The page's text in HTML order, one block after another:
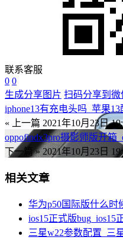
联系客服
0 0
生成分享图片 扫码分享到微
iphone13有充电头吗_苹果
« 上一篇 2021年10月23日
oppofindx3pro摄影师版开箱
下一篇 » 2021年10月23日
相关文章
华为p50国际版什么时
ios15正式版bug_ios15
三星w22参数配置_三